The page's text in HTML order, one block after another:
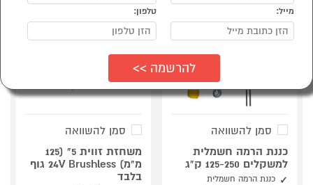
סמן להשוואה
כננת הרמה חשמלית
למשקלים 125-250 ק"ג
כננת הרמה חשמלית
סמן להשוואה
משחזת זווית 5" (125
מ"מ) 24V Brushless גוף
בלבד
מייל: טלפון: